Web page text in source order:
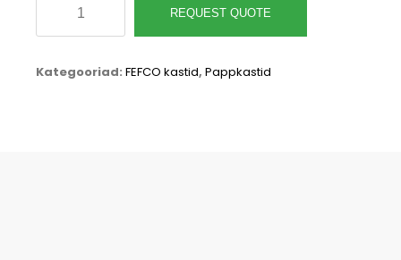
REQUEST QUOTE
Kategooriad: FEFCO kastid, Pappkastid